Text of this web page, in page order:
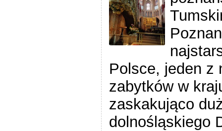
Polsce, jeden z
zabytków w
zaskakująco
dolnośląskiego